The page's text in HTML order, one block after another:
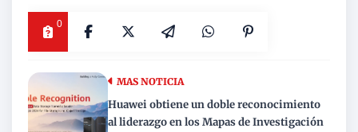
0
MAS NOTICIA
Huawei obtiene un doble reconocimiento
al liderazgo en los Mapas de Investigación